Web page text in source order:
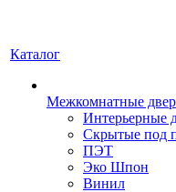
Каталог
Межкомнатные
Интерьерные
Скрытые под
ПЭТ
Эко Шпон
Винил